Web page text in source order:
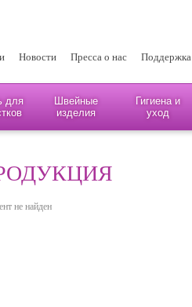
Новости Пресса о нас Поддержка
для
Швейные
изделия
Гигиена и
уход
не найден